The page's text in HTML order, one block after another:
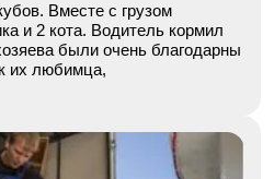
Вместе с грузом
и 2 кота. Водитель кормил
были очень благодарны
их любимца,